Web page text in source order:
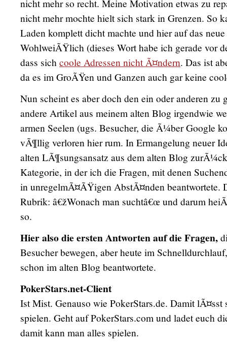
nicht mehr so recht. Meine Motivation etwas zu
nicht mehr mochte hielt sich stark in Grenzen. So
Laden komplett dicht machte und hier auf das
WohlweiÃŸlich (dieses Wort habe ich gerade vor
dass sich coole Adressen nicht Ã¤ndern. Das ist
da es im GroÃŸen und Ganzen auch gar keine
Nun scheint es aber doch den ein oder anderen zu
andere Artikel aus meinem alten Blog irgendwie
armen Seelen (ugs. Besucher, die Ã¼ber Google
vÃ¶llig verloren hier rum. In Ermangelung neuer
alten LÃ¶sungsansatz aus dem alten Blog
Kategorie, in der ich die Fragen, mit denen
in unregelmÃ¤ÃŸigen AbstÃ¤nden beantwortete.
Rubrik: â€žWonach man suchtâ€œ und darum
so.
Hier also die ersten Antworten auf die Fragen,
Besucher bewegen, aber heute im
schon im alten Blog beantwortete.
PokerStars.net-Client
Ist Mist. Genauso wie PokerStars.de. Damit
spielen. Geht auf PokerStars.com und ladet euch
damit kann man alles spielen.